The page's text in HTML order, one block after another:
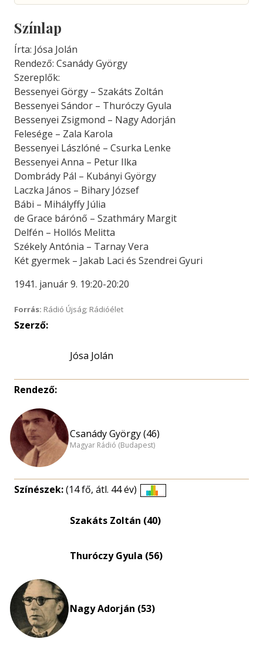
Színlap
Írta: Jósa Jolán
Rendező: Csanády György
Szereplők:
Bessenyei Görgy – Szakáts Zoltán
Bessenyei Sándor – Thuróczy Gyula
Bessenyei Zsigmond – Nagy Adorján
Felesége – Zala Karola
Bessenyei Lászlóné – Csurka Lenke
Bessenyei Anna – Petur Ilka
Dombrády Pál – Kubányi György
Laczka János – Bihary József
Bábi – Mihályffy Júlia
de Grace bárónő – Szathmáry Margit
Delfén – Hollós Melitta
Székely Antónia – Tarnay Vera
Két gyermek – Jakab Laci és Szendrei Gyuri
1941. január 9. 19:20-20:20
Forrás: Rádió Újság; Rádióélet
Szerző:
Jósa Jolán
Rendező:
Csanády György (46)
Magyar Rádió (Budapest)
Színészek:(14 fő, átl. 44 év)
eloszlás
Szakáts Zoltán (40)
Thuróczy Gyula (56)
Nagy Adorján (53)